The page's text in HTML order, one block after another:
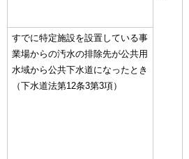
すでに特定施設を設置している事
業場からの汚水の排除先が公共用
水域から公共下水道になったとき
（下水道法第12条3第3項）